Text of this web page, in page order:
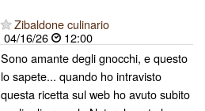
Zibaldone culinario
04/16/26
12:00
Sono amante degli gnocchi, e questo
lo sapete... quando ho intravisto
questa ricetta sul web ho avuto subito